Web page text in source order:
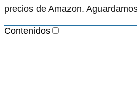
precios de Amazon.
Contenidos